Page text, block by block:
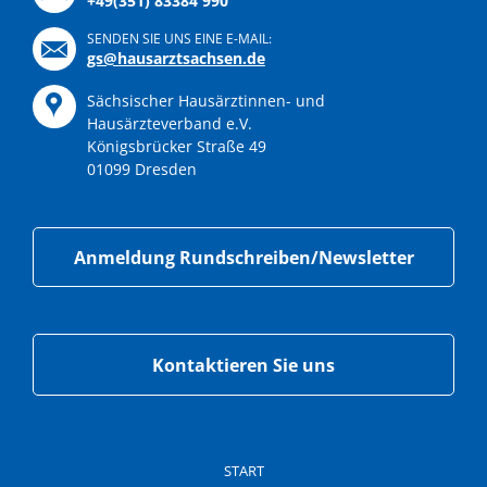
SENDEN SIE UNS EINE E-MAIL:
gs@hausarztsachsen.de
Sächsischer Hausärztinnen- und
Hausärzteverband e.V.
Königsbrücker Straße 49
01099 Dresden
Anmeldung Rundschreiben/Newsletter
Kontaktieren Sie uns
START